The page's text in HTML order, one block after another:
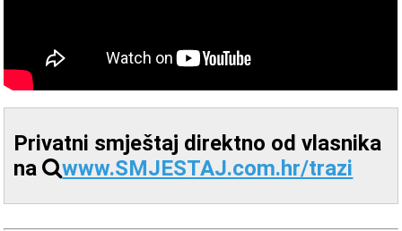
Privatni smještaj direktno od vlasnika
na
www.SMJESTAJ.com.hr/trazi